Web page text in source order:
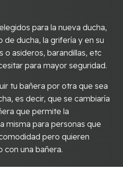
para la nueva ducha,
de ducha, la grifería y en su
o asideros, barandillas, etc
para mayor seguridad.
tu bañera por otra que sea
es decir, que se cambiaría
que permite la
misma para personas que
pero quieren
con una bañera.